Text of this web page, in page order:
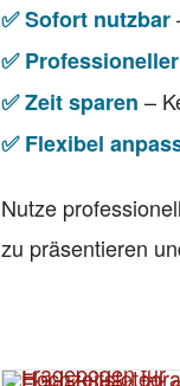
✅ Sofort nutzbar
✅
✅ Zeit sparen –
✅ Flexibel
Nutze
zu präsentieren